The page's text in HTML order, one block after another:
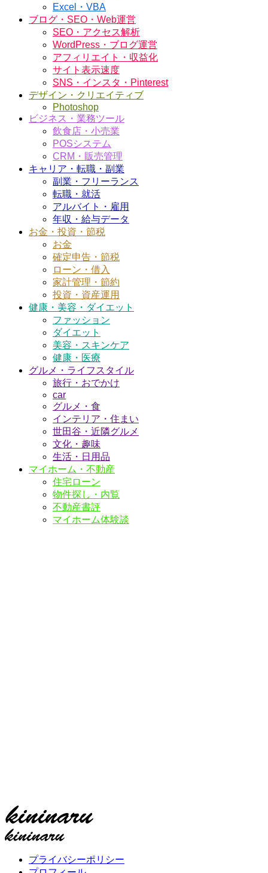
Excel・VBA
ブログ・SEO・Web運営
SEO・アクセス解析
WordPress・ブログ運営
アフィリエイト・収益化
サイト表示速度
SNS・インスタ・Pinterest
デザイン・クリエイティブ
Photoshop
ビジネス・業務ツール
飲食店・小売業
POSシステム
CRM・販売管理
キャリア・転職・副業
副業・フリーランス
転職・就活
アルバイト・雇用
年収・給与データ
お金・投資・節税
お金
確定申告・節税
ローン・借入
家計管理・節約
投資・資産運用
健康・美容・ダイエット
ファッション
ダイエット
美容・スキンケア
健康・医療
グルメ・ライフスタイル
旅行・おでかけ
car
グルメ・食
インテリア・住まい
世田谷・近隣グルメ
文化・趣味
生活・日用品
マイホーム・不動産
住宅ローン
物件探し・内覧
不動産書評
マイホーム体験談
プライバシーポリシー